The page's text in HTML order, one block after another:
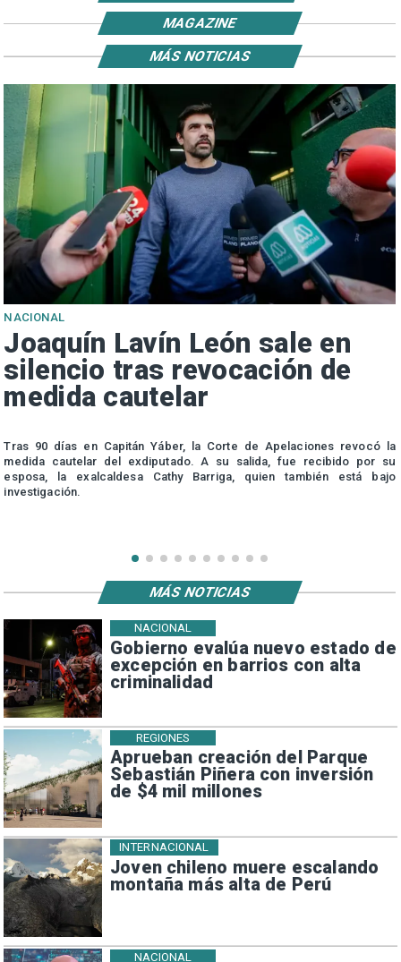
MAGAZINE
NACIONAL
Joaquín Lavín León sale en
silencio tras revocación de
medida cautelar
Tras 90 días en Capitán Yáber, la Corte de Apelaciones revocó la
medida cautelar del exdiputado. A su salida, fue recibido por su
esposa, la exalcaldesa Cathy Barriga, quien también está bajo
investigación.
MÁS NOTICIAS
Gobierno evalúa nuevo estado de
excepción en barrios con alta
criminalidad
NACIONAL
Aprueban creación del Parque
Sebastián Piñera con inversión
de $4 mil millones
REGIONES
Joven chileno muere escalando
montaña más alta de Perú
INTERNACIONAL
NACIONAL
MÁS NOTICIAS